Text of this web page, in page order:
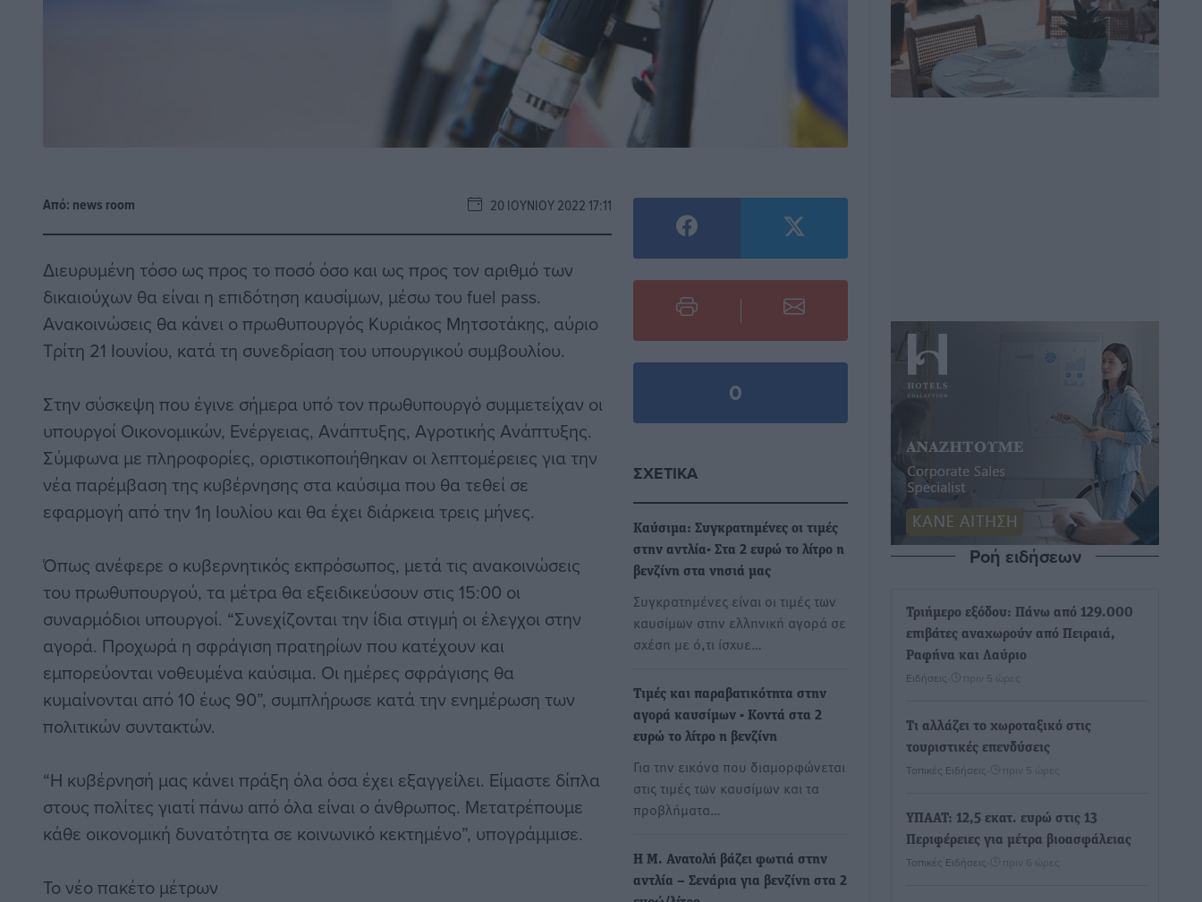
Από: news room 20 ΙΟΥΝΊΟΥ 2022 17:11
Διευρυμένη τόσο ως προς το ποσό όσο και ως προς τον αριθμό των
δικαιούχων θα είναι η επιδότηση καυσίμων, μέσω του fuel pass.
Ανακοινώσεις θα κάνει ο πρωθυπουργός Κυριάκος Μητσοτάκης, αύριο
Τρίτη 21 Ιουνίου, κατά τη συνεδρίαση του υπουργικού συμβουλίου.
Στην σύσκεψη που έγινε σήμερα υπό τον πρωθυπουργό συμμετείχαν οι
υπουργοί Οικονομικών, Ενέργειας, Ανάπτυξης, Αγροτικής Ανάπτυξης.
Σύμφωνα με πληροφορίες, οριστικοποιήθηκαν οι λεπτομέρειες για την
νέα παρέμβαση της κυβέρνησης στα καύσιμα που θα τεθεί σε
εφαρμογή από την 1η Ιουλίου και θα έχει διάρκεια τρεις μήνες.
Όπως ανέφερε ο κυβερνητικός εκπρόσωπος, μετά τις ανακοινώσεις
του πρωθυπουργού, τα μέτρα θα εξειδικεύσουν στις 15:00 οι
συναρμόδιοι υπουργοί. “Συνεχίζονται την ίδια στιγμή οι έλεγχοι στην
αγορά. Προχωρά η σφράγιση πρατηρίων που κατέχουν και
εμπορεύονται νοθευμένα καύσιμα. Οι ημέρες σφράγισης θα
κυμαίνονται από 10 έως 90”, συμπλήρωσε κατά την ενημέρωση των
πολιτικών συντακτών.
“Η κυβέρνησή μας κάνει πράξη όλα όσα έχει εξαγγείλει. Είμαστε δίπλα
στους πολίτες γιατί πάνω από όλα είναι ο άνθρωπος. Μετατρέπουμε
κάθε οικονομική δυνατότητα σε κοινωνικό κεκτημένο”, υπογράμμισε.
Το νέο πακέτο μέτρων
0
ΣΧΕΤΙΚΆ
Καύσιμα: Συγκρατημένες οι τιμές
στην αντλία- Στα 2 ευρώ το λίτρο η
βενζίνη στα νησιά μας
Συγκρατημένες είναι οι τιμές των
καυσίμων στην ελληνική αγορά σε
σχέση με ό,τι ίσχυε…
Τιμές και παραβατικότητα στην
αγορά καυσίμων - Κοντά στα 2
ευρώ το λίτρο η βενζίνη
Για την εικόνα που διαμορφώνεται
στις τιμές των καυσίμων και τα
προβλήματα…
H M. Ανατολή βάζει φωτιά στην
αντλία – Σενάρια για βενζίνη στα 2
Ροή ειδήσεων
Τριήμερο εξόδου: Πάνω από 129.000
επιβάτες αναχωρούν από Πειραιά,
Ραφήνα και Λαύριο
Ειδήσεις πριν 5 ώρες
Τι αλλάζει το χωροταξικό στις
τουριστικές επενδύσεις
Τοπικές Ειδήσεις πριν 5 ώρες
ΥΠΑΑΤ: 12,5 εκατ. ευρώ στις 13
Περιφέρειες για μέτρα βιοασφάλειας
Τοπικές Ειδήσεις πριν 6 ώρες